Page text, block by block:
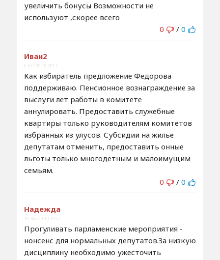
увеличить бонусы Возможности не
используют ,скорее всего
0
/ 0
Иван2
6:57 / 20.10.2017
Как избиратель предложение Федорова
поддерживаю. Пенсионное вознаграждение за
выслуги лет работы в комитете
аннулировать. Предоставить служебные
квартиры только руководителям комитетов
избранных из улусов. Субсидии на жилье
депутатам отменить, предоставить онные
льготы только многодетным и малоимущим
семьям.
0
/ 0
Надежда
10:34 / 20.10.2017
Прогуливать парламенские мероприятия -
нонсенс для нормальных депутатов.За низкую
дисциплину необходимо ужесточить